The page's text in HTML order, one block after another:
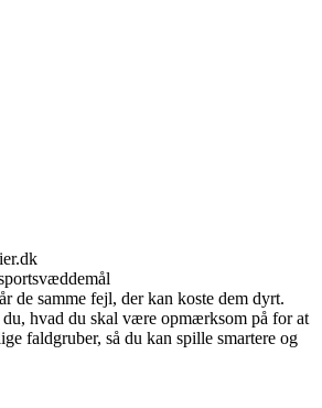
de samme fejl, der kan koste dem dyrt.
hvad du skal være opmærksom på for at
faldgruber, så du kan spille smartere og